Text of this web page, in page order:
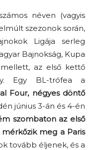
néven (vagyis
szezonok során,
Ligája serleg
Bajnokság, Kupa
az első kettő
Egy BL-trófea a
Four, négyes döntő
június 3-án és 4-én
szombaton az első
meg a Paris
tovább éljenek, és a